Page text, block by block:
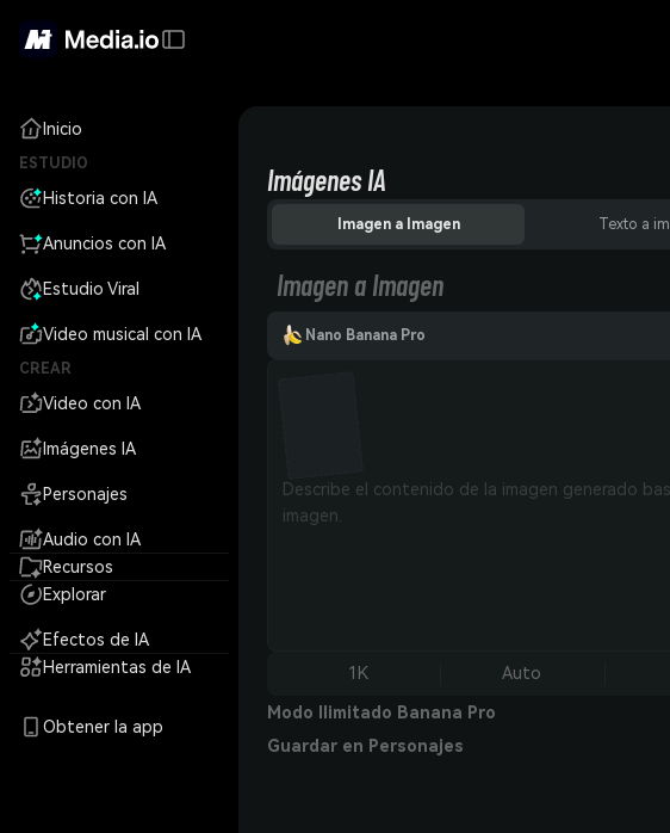
Inicio
ESTUDIO
Historia con IA
Anuncios con IA
Estudio Viral
Video musical con IA
CREAR
Video con IA
Imágenes IA
Personajes
Audio con IA
Recursos
Explorar
Efectos de IA
Herramientas de IA
Obtener la app
Imágenes IA
Imagen a Imagen Texto a
Imagen a Imagen
Nano Banana Pro
1K Auto
Modo Ilimitado Banana Pro
Guardar en Personajes